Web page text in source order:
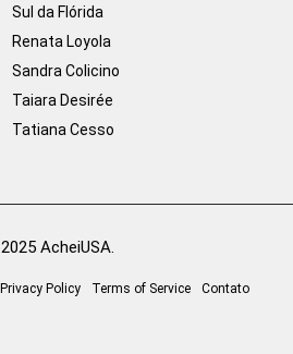
Sul da Flórida
Renata Loyola
Sandra Colicino
Taiara Desirée
Tatiana Cesso
AcheiUSA.
Privacy Policy Terms of Service Contato